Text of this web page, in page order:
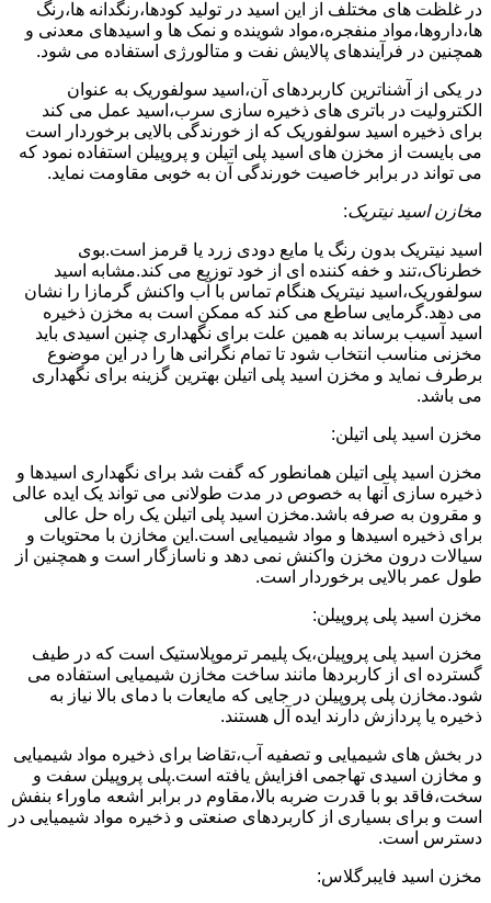
در غلظت های مختلف از این اسید در تولید کودها،رنگدانه ها،رنگ
ها،داروها،مواد منفجره،مواد شوینده و نمک ها و اسیدهای معدنی و
همچنین در فرآیندهای پالایش نفت و متالورژی استفاده می شود.
در یکی از آشناترین کاربردهای آن،اسید سولفوریک به عنوان
الکترولیت در باتری های ذخیره سازی سرب،اسید عمل می کند
برای ذخیره اسید سولفوریک که از خورندگی بالایی برخوردار است
می بایست از مخزن های اسید پلی اتیلن و پروپیلن استفاده نمود که
می تواند در برابر خاصیت خورندگی آن به خوبی مقاومت نماید.
مخازن اسید نیتریک:
اسید نیتریک بدون رنگ یا مایع دودی زرد یا قرمز است.بوی
خطرناک،تند و خفه کننده ای از خود توزیع می کند.مشابه اسید
سولفوریک،اسید نیتریک هنگام تماس با آب واکنش گرمازا را نشان
می دهد.گرمایی ساطع می کند که ممکن است به مخزن ذخیره
اسید آسیب برساند به همین علت برای نگهداری چنین اسیدی باید
مخزنی مناسب انتخاب شود تا تمام نگرانی ها را در این موضوع
برطرف نماید و مخزن اسید پلی اتیلن بهترین گزینه برای نگهداری
می باشد.
مخزن اسید پلی اتیلن:
مخزن اسید پلی اتیلن همانطور که گفت شد برای نگهداری اسیدها و
ذخیره سازی آنها به خصوص در مدت طولانی می تواند یک ایده عالی
و مقرون به صرفه باشد.مخزن اسید پلی اتیلن یک راه حل عالی
برای ذخیره اسیدها و مواد شیمیایی است.این مخازن با محتویات و
سیالات درون مخزن واکنش نمی دهد و ناسازگار است و همچنین از
طول عمر بالایی برخوردار است.
مخزن اسید پلی پروپیلن:
مخزن اسید پلی پروپیلن،یک پلیمر ترموپلاستیک است که در طیف
گسترده ای از کاربردها مانند ساخت مخازن شیمیایی استفاده می
شود.مخازن پلی پروپیلن در جایی که مایعات با دمای بالا نیاز به
ذخیره یا پردازش دارند ایده آل هستند.
در بخش های شیمیایی و تصفیه آب،تقاضا برای ذخیره مواد شیمیایی
و مخازن اسیدی تهاجمی افزایش یافته است.پلی پروپیلن سفت و
سخت،فاقد بو با قدرت ضربه بالا،مقاوم در برابر اشعه ماوراء بنفش
است و برای بسیاری از کاربردهای صنعتی و ذخیره مواد شیمیایی در
دسترس است.
مخزن اسید فایبرگلاس: